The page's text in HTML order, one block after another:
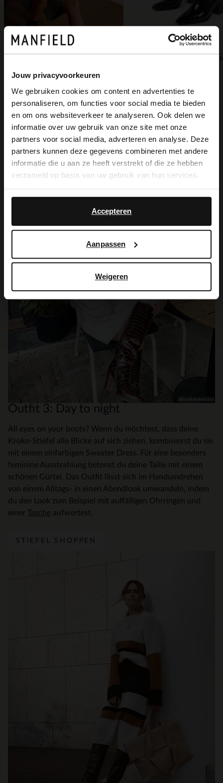
Jouw privacyvoorkeuren
We gebruiken cookies om content en advertenties te
personaliseren, om functies voor social media te bieden
en om ons websiteverkeer te analyseren. Ook delen we
informatie over uw gebruik van onze site met onze
partners voor social media, adverteren en analyse. Deze
partners kunnen deze gegevens combineren met andere
informatie die u aan ze heeft verstrekt of die ze hebben
verzameld op basis van uw gebruik van hun services.
Accepteren
Aanpassen
Weigeren
Manfield
Schwarze Stiefeletten mit Krokomuster
149.99
Outfit 3: Day to night
All eyes on your boots? Wenn du möchtest, dass deine
Kroko-Stiefel alle Blicke auf sich ziehen, kombinierst du sie
mit einem einfarbigen Sweater Dress. Für eine besonders
feminine Ausstrahlung betonst du deine Taille mit einem
schönen Gürtel. Das Outfit lässt sich im Handumdrehen
von einem Alltags- in einen Abendlook umwandeln, indem
du den Look zum Beispiel mit auffälligen Ohrringen und
einer Tasche aufwertest.
STIEFEL SHOPPEN
×
View this website in English?
It looks like your language isn't Dutch. Would
you like to switch to English?
English